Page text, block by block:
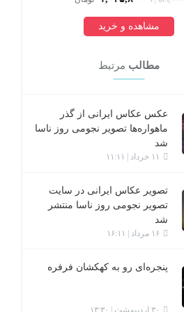
مشاهده و خرید
مطالب مرتبط
عکس عکاس ایرانی از گذر
ماهواره‌ها تصویر نجومی روز ناسا
شد
۱۱ خرداد | ۱۱:۱۱
تصویر عکاس ایرانی در سایت
تصویر نجومی روز ناسا منتشر
شد
۱۶ مرداد | ۱۶:۱۱
پنجره‌ای رو به کهکشان فرفره
۳۰ اردیبهشت | ۱۳:۳۰